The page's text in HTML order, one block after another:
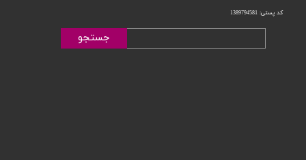
کد پستی: 1389794581
جستجو